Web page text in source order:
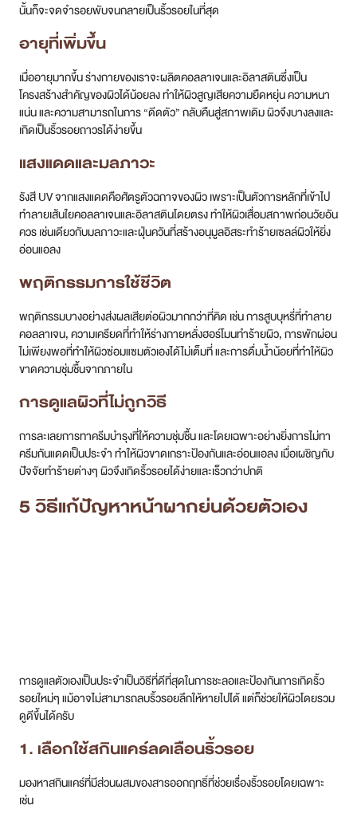
นั้นก็จะจดจำรอยพับจนกลายเป็นริ้วรอยในที่สุด
อายุที่เพิ่มขึ้น
เมื่ออายุมากขึ้น ร่างกายของเราจะผลิตคอลลาเจนและอิลาสตินซึ่งเป็น
โครงสร้างสำคัญของผิวได้น้อยลง ทำให้ผิวสูญเสียความยืดหยุ่น ความหนา
แน่น และความสามารถในการ “ดีดตัว” กลับคืนสู่สภาพเดิม ผิวจึงบางลงและ
เกิดเป็นริ้วรอยถาวรได้ง่ายขึ้น
แสงแดดและมลภาวะ
รังสี UV จากแสงแดดคือศัตรูตัวฉกาจของผิว เพราะเป็นตัวการหลักที่เข้าไป
ทำลายเส้นใยคอลลาเจนและอิลาสตินโดยตรง ทำให้ผิวเสื่อมสภาพก่อนวัยอัน
ควร เช่นเดียวกับมลภาวะและฝุ่นควันที่สร้างอนุมูลอิสระทำร้ายเซลล์ผิวให้ยิ่ง
อ่อนแอลง
พฤติกรรมการใช้ชีวิต
พฤติกรรมบางอย่างส่งผลเสียต่อผิวมากกว่าที่คิด เช่น การสูบบุหรี่ที่ทำลาย
คอลลาเจน, ความเครียดที่ทำให้ร่างกายหลั่งฮอร์โมนทำร้ายผิว, การพักผ่อน
ไม่เพียงพอที่ทำให้ผิวซ่อมแซมตัวเองได้ไม่เต็มที่ และการดื่มน้ำน้อยที่ทำให้ผิว
ขาดความชุ่มชื้นจากภายใน
การดูแลผิวที่ไม่ถูกวิธี
การละเลยการทาครีมบำรุงที่ให้ความชุ่มชื้น และโดยเฉพาะอย่างยิ่งการไม่ทา
ครีมกันแดดเป็นประจำ ทำให้ผิวขาดเกราะป้องกันและอ่อนแอลง เมื่อเผชิญกับ
ปัจจัยทำร้ายต่างๆ ผิวจึงเกิดริ้วรอยได้ง่ายและเร็วกว่าปกติ
5 วิธีแก้ปัญหาหน้าผากย่นด้วยตัวเอง
มองหาสกินแคร์ที่มีส่วนผสมของสารออกฤทธิ์ที่ช่วยเรื่องริ้วรอยโดยเฉพาะ
เช่น
Peptides :ช่วยส่งสัญญาณให้ผิวสร้างคอลลาเจน
Antioxidants :เช่น วิตามินซี ช่วยปกป้องผิวจากอนุมูลอิสระ